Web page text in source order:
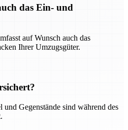
das Ein- und
auf Wunsch auch das
Ihrer Umzugsgüter.
Gegenstände sind während des